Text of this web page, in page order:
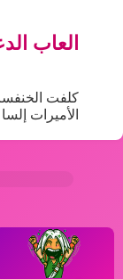
العاب
كلفت
الأميرات